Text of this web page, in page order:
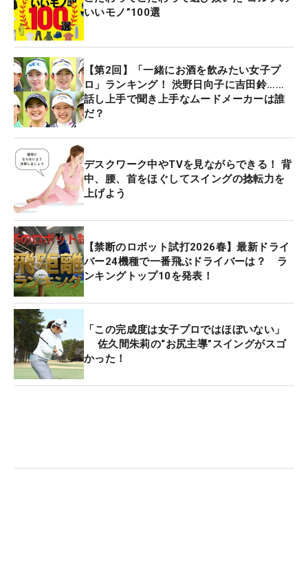
いいモノ”100選
【第2回】「一緒にお酒を飲みたい女子プ
ロ」ランキング！ 渋野日向子に吉田鈴……
話し上手で聞き上手なムードメーカーは誰
だ？
デスクワーク中やTVを見ながらできる！ 背
中、腰、首をほぐしてスイングの捻転力を
上げよう
【禁断のロボット試打2026春】最新ドライ
バー24機種で一番飛ぶドライバーは？ ラ
ンキングトップ10を発表！
「この完成度は女子プロではほぼいない」
佐久間朱莉の“お尻主導”スイングがスゴ
かった！